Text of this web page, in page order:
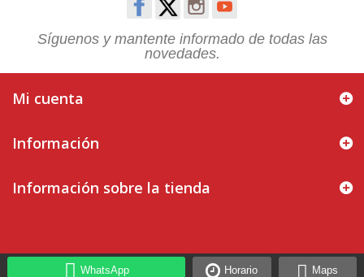
Síguenos y mantente informado de todas las
novedades.
WhatsApp Horario Maps
Mi cuenta
Información
Información sobre la tienda